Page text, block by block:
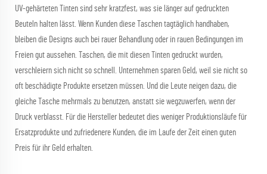
UV-gehärteten Tinten sind sehr kratzfest, was sie länger auf gedruckten
Beuteln halten lässt. Wenn Kunden diese Taschen tagtäglich handhaben,
bleiben die Designs auch bei rauer Behandlung oder in rauen Bedingungen im
Freien gut aussehen. Taschen, die mit diesen Tinten gedruckt wurden,
verschleiern sich nicht so schnell. Unternehmen sparen Geld, weil sie nicht so
oft beschädigte Produkte ersetzen müssen. Und die Leute neigen dazu, die
gleiche Tasche mehrmals zu benutzen, anstatt sie wegzuwerfen, wenn der
Druck verblasst. Für die Hersteller bedeutet dies weniger Produktionsläufe für
Ersatzprodukte und zufriedenere Kunden, die im Laufe der Zeit einen guten
Preis für ihr Geld erhalten.